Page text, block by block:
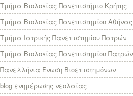
Τμήμα Βιολογίας Πανεπιστήμιο Κρήτης
Τμήμα Βιολογίας Πανεπιστημίου Αθήνας
Τμήμα Ιατρικής Πανεπιστημίου Πατρών
Τμήμα Βιολογίας Πανεπιστημίου Πατρών
Πανελλήνια Ένωση Βιοεπιστημόνων
blog ενημέρωσης νεολαίας